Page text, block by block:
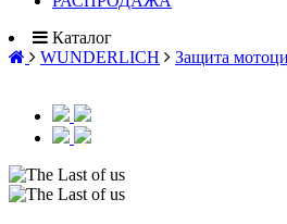
Каталог
WUNDERLICH
Защита